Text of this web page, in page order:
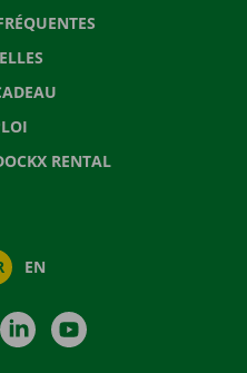
RENTAL
EN
LinkedIn